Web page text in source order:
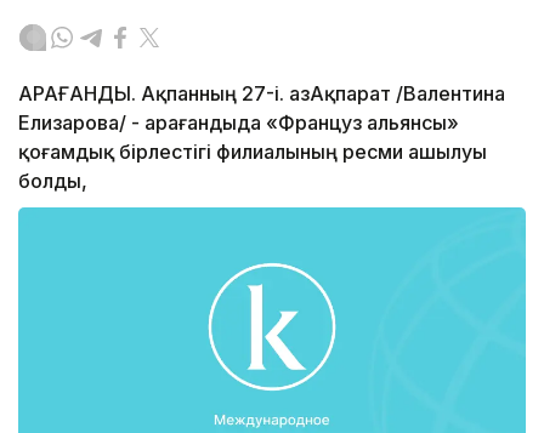
ҚАРАҒАНДЫ. Ақпанның 27-і. ҚазАқпарат /Валентина
Елизарова/ - Қарағандыда «Француз альянсы»
қоғамдық бірлестігі филиалының ресми ашылуы
болды,